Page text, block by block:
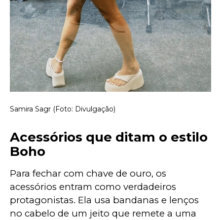
Samira Sagr (Foto: Divulgação)
Acessórios que ditam o estilo
Boho
Para fechar com chave de ouro, os
acessórios entram como verdadeiros
protagonistas. Ela usa bandanas e lenços
no cabelo de um jeito que remete a uma